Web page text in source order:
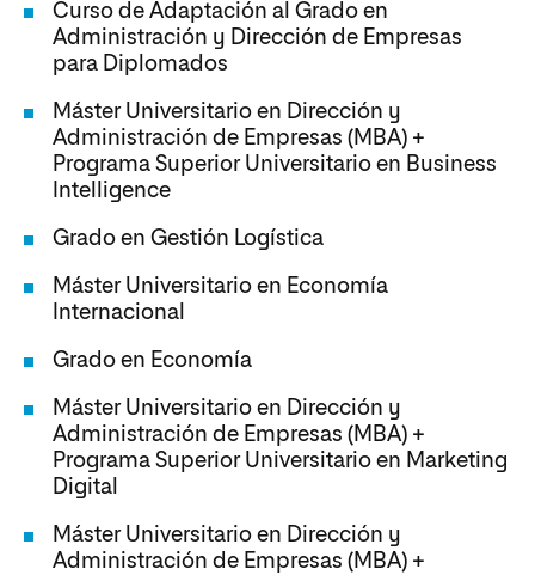
Curso de Adaptación al Grado en
Administración y Dirección de Empresas
para Diplomados
Máster Universitario en Dirección y
Administración de Empresas (MBA) +
Programa Superior Universitario en Business
Intelligence
Grado en Gestión Logística
Máster Universitario en Economía
Internacional
Grado en Economía
Máster Universitario en Dirección y
Administración de Empresas (MBA) +
Programa Superior Universitario en Marketing
Digital
Máster Universitario en Dirección y
Administración de Empresas (MBA) +